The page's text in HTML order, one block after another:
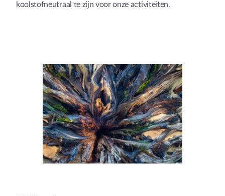
koolstofneutraal te zijn voor onze activiteiten.